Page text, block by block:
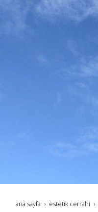
ana sayfa estetik cerrahi